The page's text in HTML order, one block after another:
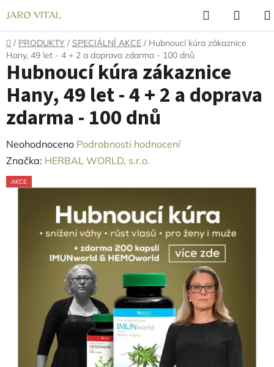
na
obsah
Hledat
KOŠÍK
Domů
/ PRODUKTY / SPECIÁLNÍ AKCE / Hubnoucí kúra zákaznice
Hany, 49 let - 4 + 2 a doprava zdarma - 100 dnů
Hubnoucí kúra zákaznice
Hany, 49 let - 4 + 2 a doprava
zdarma - 100 dnů
Průměrné
hodnocení
produktu
hvězdiček.
Neohodnoceno Podrobnosti hodnocení
Značka: HERBAL WORLD, s.r.o.
AKCE